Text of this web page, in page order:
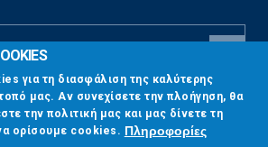
για τη διασφάλιση της καλύτερης
μας. Αν συνεχίσετε την πλοήγηση, θα
την πολιτική μας και μας δίνετε τη
ορίσουμε cookies. Πληροφορίες